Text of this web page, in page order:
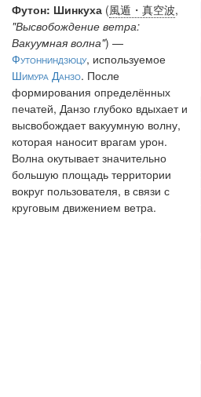
Футон: Шинкуха (風遁・真空波,
"Высвобождение ветра:
Вакуумная волна") —
Футонниндзюцу, используемое
Шимура Данзо. После
формирования определённых
печатей, Данзо глубоко вдыхает и
высвобождает вакуумную волну,
которая наносит врагам урон.
Волна окутывает значительно
большую площадь территории
вокруг пользователя, в связи с
круговым движением ветра.